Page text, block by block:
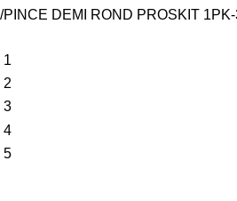
PINCE DEMI ROND PROSKIT